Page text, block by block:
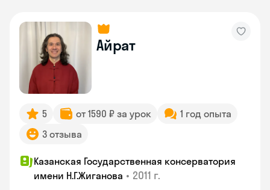
Айрат
5 от 1590 ₽ за урок
1 год опыта
3 отзыва
Казанская Государственная консерватория
имени Н.Г.Жиганова • 2011 г.